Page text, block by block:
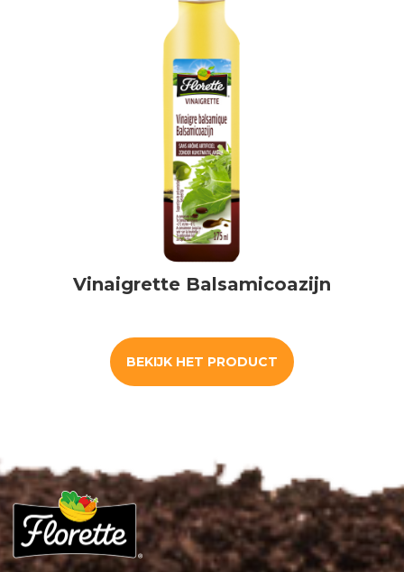
Vinaigrette Balsamicoazijn
BEKIJK HET PRODUCT